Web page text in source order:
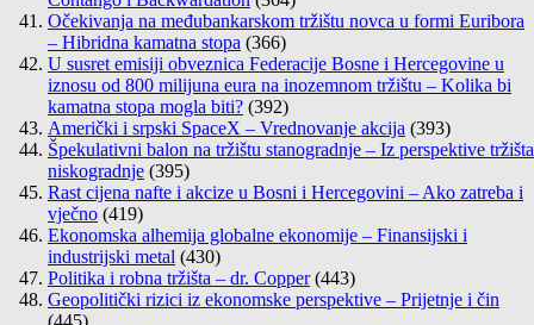
Očekivanja na međubankarskom tržištu novca u formi Euribora
– Hibridna kamatna stopa (366)
U susret emisiji obveznica Federacije Bosne i Hercegovine u
iznosu od 800 milijuna eura na inozemnom tržištu – Kolika bi
kamatna stopa mogla biti? (392)
Američki i srpski SpaceX – Vrednovanje akcija (393)
Špekulativni balon na tržištu stanogradnje – Iz perspektive tržišta
niskogradnje (395)
Rast cijena nafte i akcize u Bosni i Hercegovini – Ako zatreba i
vječno (419)
Ekonomska alhemija globalne ekonomije – Finansijski i
industrijski metal (430)
Politika i robna tržišta – dr. Copper (443)
Geopolitički rizici iz ekonomske perspektive – Prijetnje i čin